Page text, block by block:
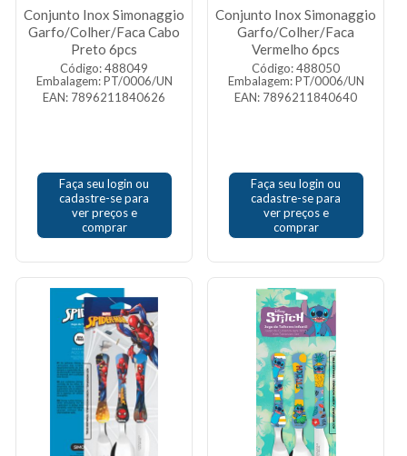
Conjunto Inox Simonaggio
Garfo/Colher/Faca Cabo
Preto 6pcs
Código: 488049
Embalagem: PT/0006/UN
EAN: 7896211840626
Faça seu login ou
cadastre-se para
ver preços e
comprar
Conjunto Inox Simonaggio
Garfo/Colher/Faca
Vermelho 6pcs
Código: 488050
Embalagem: PT/0006/UN
EAN: 7896211840640
Faça seu login ou
cadastre-se para
ver preços e
comprar